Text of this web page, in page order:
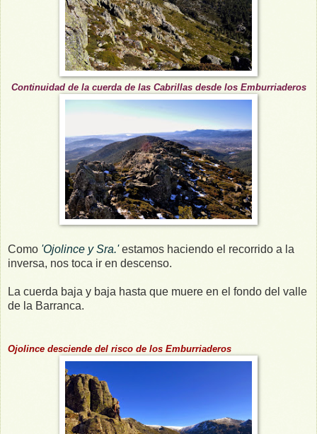
Continuidad de la cuerda de las Cabrillas desde los Emburriaderos
Como 'Ojolince y Sra.'estamos haciendo el recorrido a la
inversa, nos toca ir en descenso.
La cuerda baja y baja hasta que muere en el fondo del valle
de la Barranca.
Ojolince desciende del risco de los Emburriaderos